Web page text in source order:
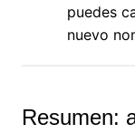
puedes
nuevo
Resumen: